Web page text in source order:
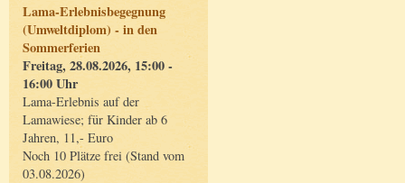
Lama-Erlebnisbegegnung
(Umweltdiplom) - in den
Sommerferien
Freitag, 28.08.2026, 15:00 -
16:00 Uhr
Lama-Erlebnis auf der
Lamawiese; für Kinder ab 6
Jahren, 11,- Euro
Noch 10 Plätze frei (Stand vom
03.08.2026)